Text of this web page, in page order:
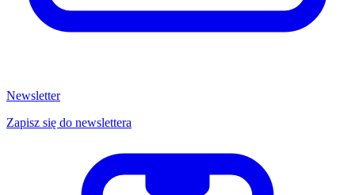
Newsletter
Zapisz się do newslettera